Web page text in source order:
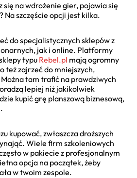
się na wdrożenie gier, pojawia się
Na szczęście opcji jest kilka.
do specjalistycznych sklepów z
jak i online. Platformy
typuRebel.pl mają ogromny
też zajrzeć do mniejszych,
tam trafić na prawdziwych
lepiej niż jakikolwiek
kupić grę planszową biznesową,
kupować, zwłaszcza droższych
Wiele firm szkoleniowych
w pakiecie z profesjonalnym
opcja na początek, żeby
w twoim zespole.